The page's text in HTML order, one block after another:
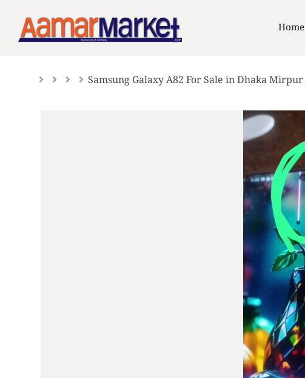
content
Home
Samsung Galaxy A82 For Sale in Dhaka Mirpur